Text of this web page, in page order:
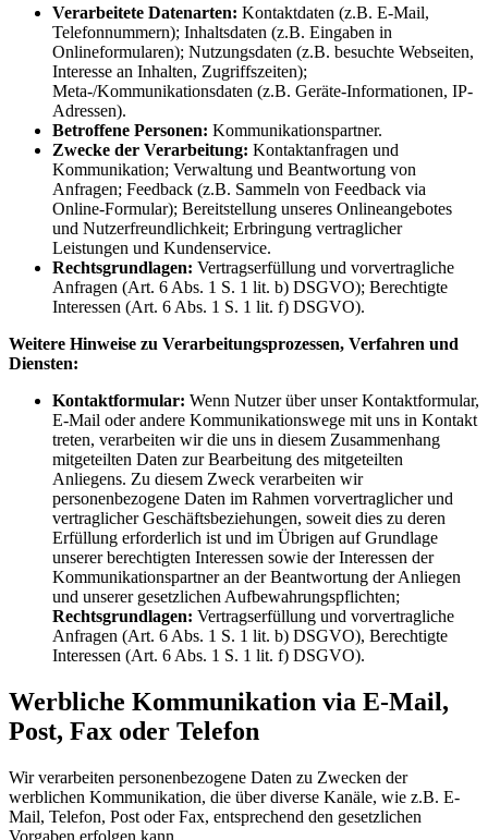
Verarbeitete Datenarten: Kontaktdaten (z.B. E-Mail,
Telefonnummern); Inhaltsdaten (z.B. Eingaben in
Onlineformularen); Nutzungsdaten (z.B. besuchte Webseiten,
Interesse an Inhalten, Zugriffszeiten);
Meta-/Kommunikationsdaten (z.B. Geräte-Informationen, IP-
Adressen).
Betroffene Personen: Kommunikationspartner.
Zwecke der Verarbeitung: Kontaktanfragen und
Kommunikation; Verwaltung und Beantwortung von
Anfragen; Feedback (z.B. Sammeln von Feedback via
Online-Formular); Bereitstellung unseres Onlineangebotes
und Nutzerfreundlichkeit; Erbringung vertraglicher
Leistungen und Kundenservice.
Rechtsgrundlagen: Vertragserfüllung und vorvertragliche
Anfragen (Art. 6 Abs. 1 S. 1 lit. b) DSGVO); Berechtigte
Interessen (Art. 6 Abs. 1 S. 1 lit. f) DSGVO).
Weitere Hinweise zu Verarbeitungsprozessen, Verfahren und
Diensten:
Kontaktformular: Wenn Nutzer über unser Kontaktformular,
E-Mail oder andere Kommunikationswege mit uns in Kontakt
treten, verarbeiten wir die uns in diesem Zusammenhang
mitgeteilten Daten zur Bearbeitung des mitgeteilten
Anliegens. Zu diesem Zweck verarbeiten wir
personenbezogene Daten im Rahmen vorvertraglicher und
vertraglicher Geschäftsbeziehungen, soweit dies zu deren
Erfüllung erforderlich ist und im Übrigen auf Grundlage
unserer berechtigten Interessen sowie der Interessen der
Kommunikationspartner an der Beantwortung der Anliegen
und unserer gesetzlichen Aufbewahrungspflichten;
Rechtsgrundlagen: Vertragserfüllung und vorvertragliche
Anfragen (Art. 6 Abs. 1 S. 1 lit. b) DSGVO), Berechtigte
Interessen (Art. 6 Abs. 1 S. 1 lit. f) DSGVO).
Werbliche Kommunikation via E-Mail,
Post, Fax oder Telefon
Wir verarbeiten personenbezogene Daten zu Zwecken der
werblichen Kommunikation, die über diverse Kanäle, wie z.B. E-
Mail, Telefon, Post oder Fax, entsprechend den gesetzlichen
Vorgaben erfolgen kann.